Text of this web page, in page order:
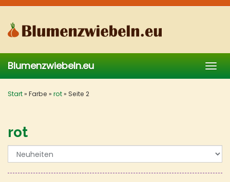
Skip
main
content
Blumenzwiebeln.eu
Start» Farbe » rot» Seite 2
rot